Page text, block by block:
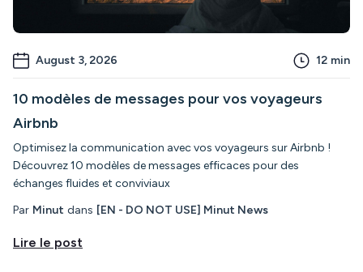
August 3, 2026 12 min
10 modèles de messages pour vos voyageurs
Airbnb
Optimisez la communication avec vos voyageurs sur Airbnb !
Découvrez 10 modèles de messages efficaces pour des
échanges fluides et conviviaux
Par Minut dans [EN - DO NOT USE] Minut News
Lire le post